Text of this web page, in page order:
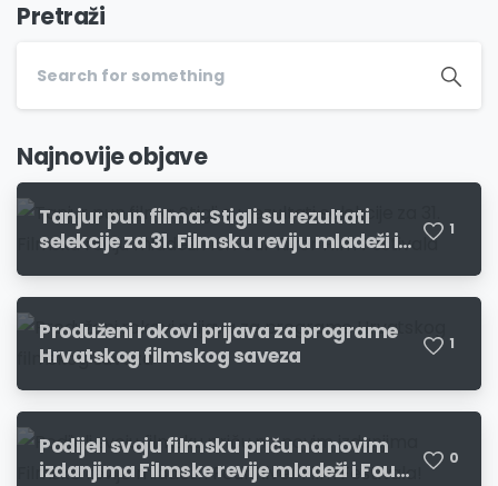
Pretraži
Najnovije objave
Tanjur pun filma: Stigli su rezultati
selekcije za 31. Filmsku reviju mladeži i
1
Produženi rokovi prijava za programe
Hrvatskog filmskog saveza
1
Podijeli svoju filmsku priču na novim
izdanjima Filmske revije mladeži i Four
0